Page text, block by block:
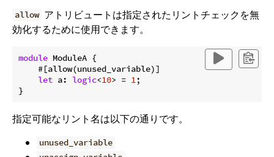
allow アトリビュートは指定されたリントチェックを無
効化するために使用できます。
module ModuleA {
    #[allow(unused_variable)]
let a: logic<10> = 1;
指定可能なリント名は以下の通りです。
unused_variable